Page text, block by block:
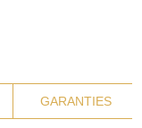
GARANTIES